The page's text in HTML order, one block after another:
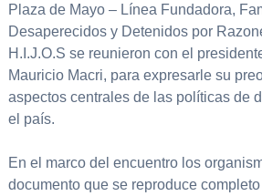
Plaza de Mayo – Línea Fundadora,
Desaperecidos y Detenidos por
H.I.J.O.S se reunieron con el
Mauricio Macri, para expresarle su
aspectos centrales de las políticas de
el país.
En el marco del encuentro los
documento que se reproduce